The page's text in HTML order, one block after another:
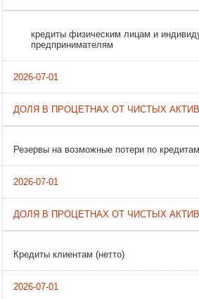
кредиты физическим лицам и
предпринимателям
Резервы на возможные потери по
Кредиты клиентам (нетто)